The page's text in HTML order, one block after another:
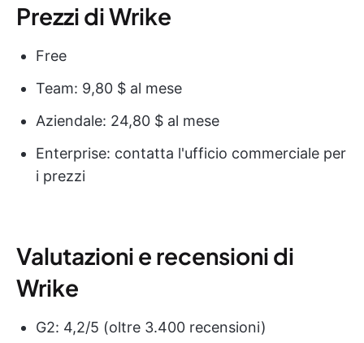
Prezzi di Wrike
Free
Team: 9,80 $ al mese
Aziendale: 24,80 $ al mese
Enterprise: contatta l'ufficio commerciale per
i prezzi
Valutazioni e recensioni di
Wrike
G2: 4,2/5 (oltre 3.400 recensioni)